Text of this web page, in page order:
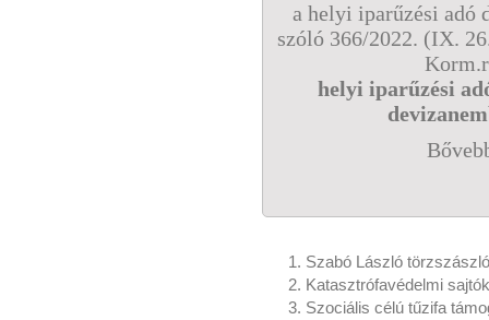
a helyi iparűzési adó
szóló 366/2022. (IX.
helyi iparűzési
Szabó László
Katasztrófavédelmi
Szociális célú tűzifa